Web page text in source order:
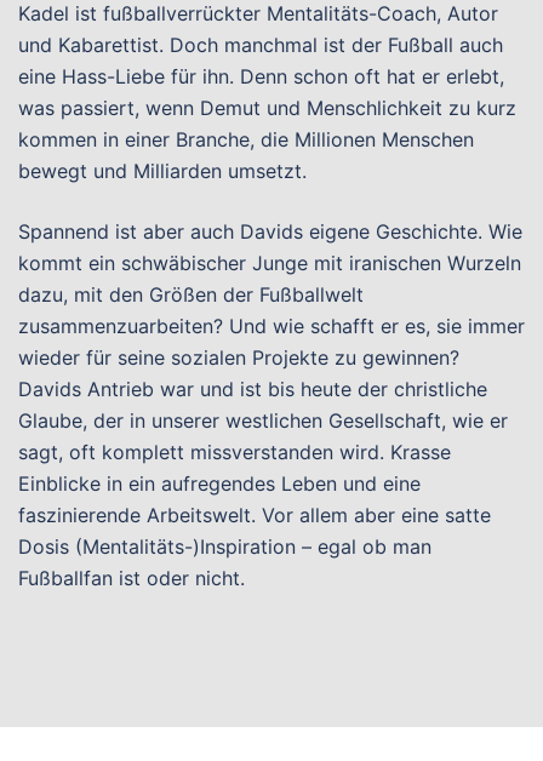
Kadel ist fußballverrückter Mentalitäts-Coach, Autor
und Kabarettist. Doch manchmal ist der Fußball auch
eine Hass-Liebe für ihn. Denn schon oft hat er erlebt,
was passiert, wenn Demut und Menschlichkeit zu kurz
kommen in einer Branche, die Millionen Menschen
bewegt und Milliarden umsetzt.
Spannend ist aber auch Davids eigene Geschichte. Wie
kommt ein schwäbischer Junge mit iranischen Wurzeln
dazu, mit den Größen der Fußballwelt
zusammenzuarbeiten? Und wie schafft er es, sie immer
wieder für seine sozialen Projekte zu gewinnen?
Davids Antrieb war und ist bis heute der christliche
Glaube, der in unserer westlichen Gesellschaft, wie er
sagt, oft komplett missverstanden wird. Krasse
Einblicke in ein aufregendes Leben und eine
faszinierende Arbeitswelt. Vor allem aber eine satte
Dosis (Mentalitäts-)Inspiration – egal ob man
Fußballfan ist oder nicht.